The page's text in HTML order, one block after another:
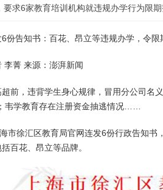
求6家教育培训机构就违规办学行为限
6份告知书：百花、昂立等违规办学，令限
李菁 来源：澎湃新闻
前，违背学生身心规律，冒用分公司名
韦学教育存在注册资金抽逃情况……
市徐汇区教育局官网连发6份行政告知书
百花、昂立等品牌。